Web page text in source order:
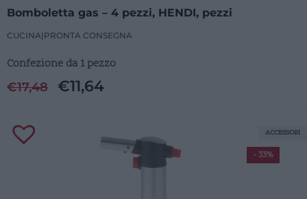
Bomboletta gas – 4 pezzi, HENDI, pezzi
CUCINA| PRONTA CONSEGNA
Confezione da 1 pezzo
€17,48 €11,64
- 33%
ACCESSORI